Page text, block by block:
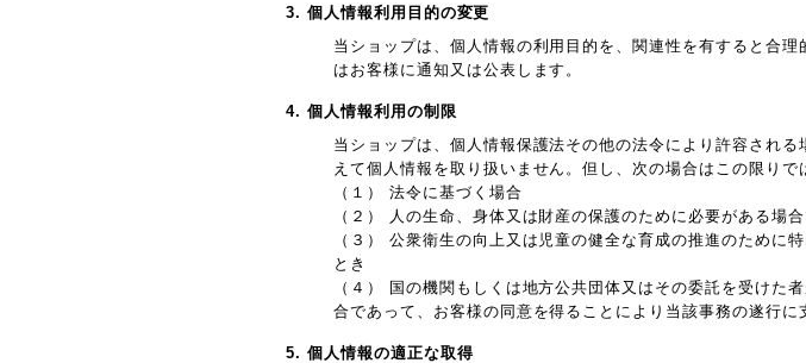
3. 個人情報利用目的の変更
当ショップは、個人情報の利用目的を、関連性を有すると合
はお客様に通知又は公表します。
4. 個人情報利用の制限
当ショップは、個人情報保護法その他の法令により許容され
えて個人情報を取り扱いません。但し、次の場合はこの限りで
（１） 法令に基づく場合
（２） 人の生命、身体又は財産の保護のために必要がある場
（３） 公衆衛生の向上又は児童の健全な育成の推進のために
とき
（４） 国の機関もしくは地方公共団体又はその委託を受けた
合であって、お客様の同意を得ることにより当該事務の遂行に
5. 個人情報の適正な取得